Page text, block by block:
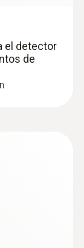
el detector
de